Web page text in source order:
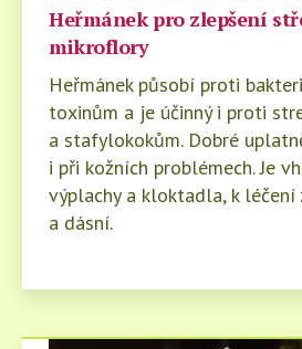
Heřmánek pro zlepšení
mikroflory
Heřmánek působí proti
toxinům a je účinný i proti
a stafylokokům. Dobré
i při kožních problémech. Je
výplachy a kloktadla, k
a dásní.